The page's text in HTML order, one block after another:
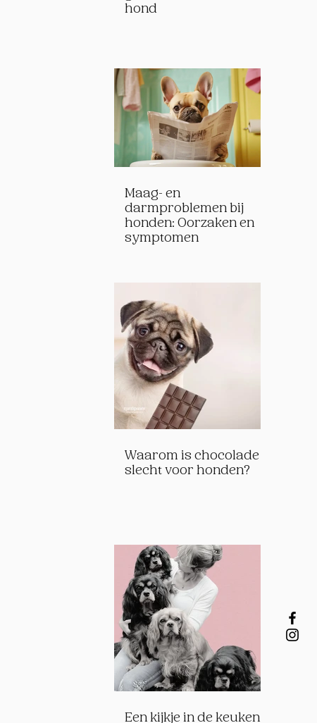
hond
Maag- en
darmproblemen bij
honden: Oorzaken en
symptomen
Waarom is chocolade
slecht voor honden?
Een kijkje in de keuken